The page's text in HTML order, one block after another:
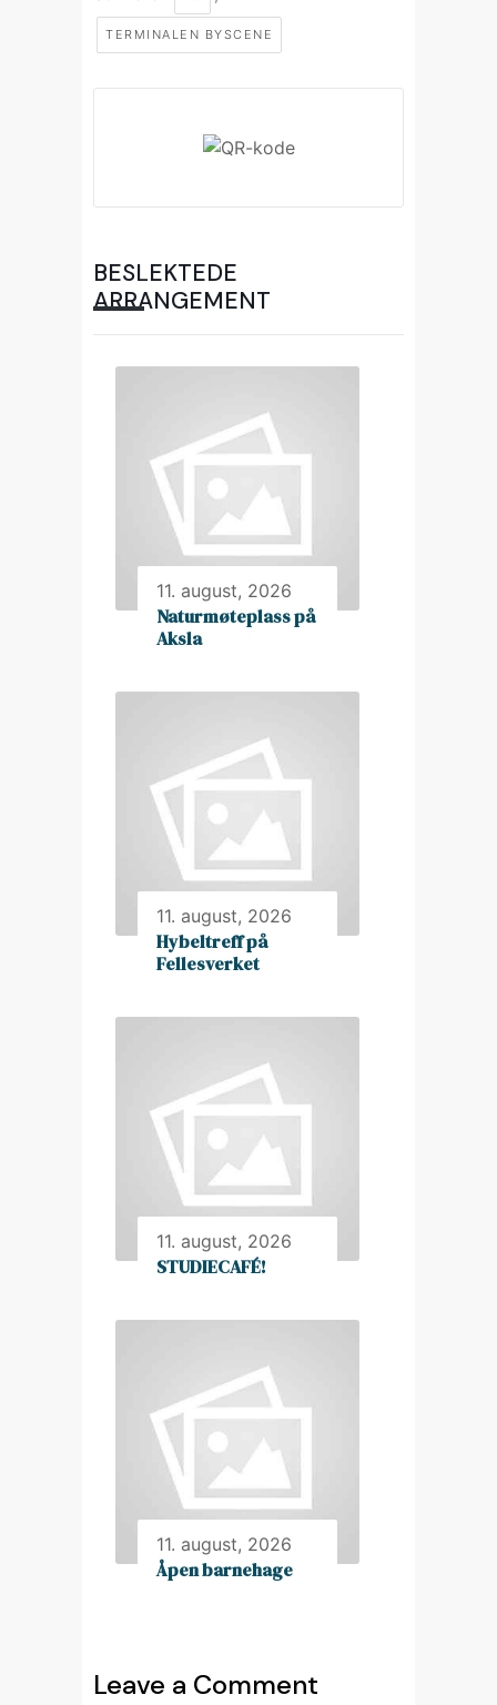
TERMINALEN BYSCENE
BESLEKTEDE
ARRANGEMENT
11. august, 2026
Naturmøteplass på
Aksla
11. august, 2026
Hybeltreff på
Fellesverket
11. august, 2026
STUDIECAFÉ!
11. august, 2026
Åpen barnehage
Leave a Comment